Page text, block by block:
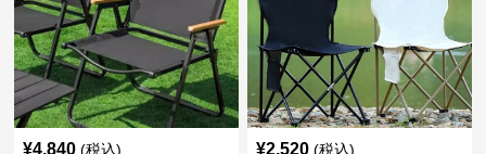
¥4,840 (税込) ¥2,520 (税込)